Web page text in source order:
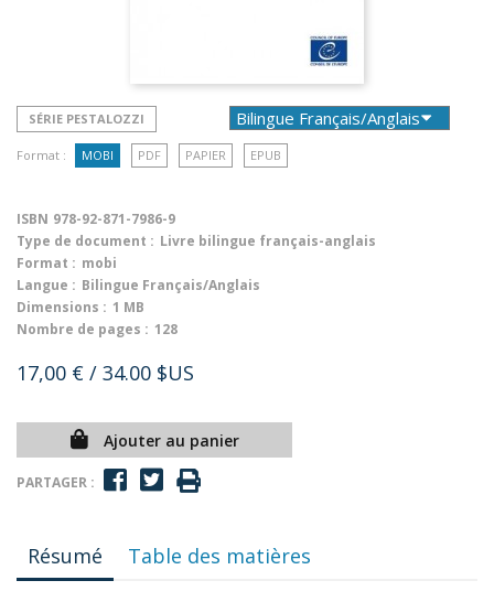
SÉRIE PESTALOZZI
Format : MOBI PDF PAPIER EPUB
ISBN 978-92-871-7986-9
Type de document : Livre bilingue français-anglais
Format : mobi
Langue : Bilingue Français/Anglais
Dimensions : 1 MB
Nombre de pages : 128
17,00 € / 34.00 $US
Ajouter au panier
PARTAGER :
Résumé Table des matières